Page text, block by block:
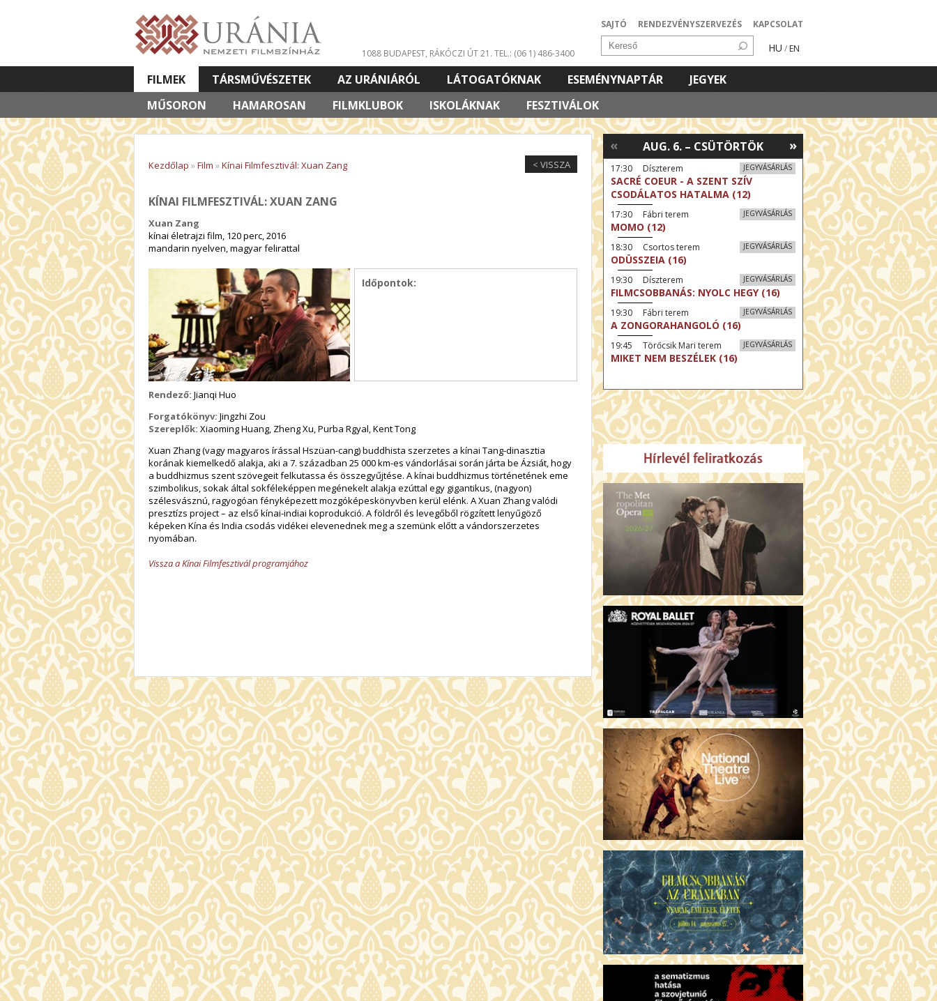
SAJTÓ RENDEZVÉNYSZERVEZÉS KAPCSOLAT
HU / EN
1088 BUDAPEST, RÁKÓCZI ÚT 21. TEL.: (06 1) 486-3400
FILMEK
MŰSORON
HAMAROSAN FILMKLUBOK ISKOLÁKNAK FESZTIVÁLOK
TÁRSMŰVÉSZETEK AZ URÁNIÁRÓL LÁTOGATÓKNAK ESEMÉNYNAPTÁR
JEGYEK
VETÍTETT KÉPES ELŐADÁSOK
< VISSZA
Kezdőlap »Film »Kínai Filmfesztivál: Xuan Zang
KÍNAI FILMFESZTIVÁL: XUAN ZANG
Xuan Zang
kínai életrajzi film, 120 perc, 2016
mandarin nyelven, magyar felirattal
Időpontok:
Rendező: Jianqi Huo
Forgatókönyv: Jingzhi Zou
Szereplők: Xiaoming Huang, Zheng Xu, Purba Rgyal, Kent Tong
Xuan Zhang (vagy magyaros írással Hszüan-cang) buddhista szerzetes a kínai Tang-dinasztia
korának kiemelkedő alakja, aki a 7. században 25 000 km-es vándorlásai során járta be Ázsiát, hogy
a buddhizmus szent szövegeit felkutassa és összegyűjtése. A kínai buddhizmus történetének eme
szimbolikus, sokak által sokféleképpen megénekelt alakja ezúttal egy gigantikus, (nagyon)
szélesvásznú, ragyogóan fényképezett mozgóképeskönyvben kerül elénk. A Xuan Zhang valódi
presztízs project – az első kínai-indiai koprodukció. A földről és levegőből rögzített lenyűgöző
képeken Kína és India csodás vidékei elevenednek meg a szemünk előtt a vándorszerzetes
nyomában.
Vissza a Kínai Filmfesztivál programjához
»
AUG. 6. – CSÜTÖRTÖK
«
JEGYVÁSÁRLÁS
17:30 Díszterem
SACRÉ COEUR - A SZENT SZÍV
CSODÁLATOS HATALMA (12)
JEGYVÁSÁRLÁS
17:30 Fábri terem
MOMO (12)
JEGYVÁSÁRLÁS
18:30 Csortos terem
ODÜSSZEIA (16)
JEGYVÁSÁRLÁS
19:30 Díszterem
FILMCSOBBANÁS: NYOLC HEGY (16)
JEGYVÁSÁRLÁS
19:30 Fábri terem
A ZONGORAHANGOLÓ (16)
JEGYVÁSÁRLÁS
19:45 Törőcsik Mari terem
MIKET NEM BESZÉLEK (16)